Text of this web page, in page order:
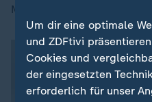
Mehrheit.
Um dir eine optimale
und ZDFtivi
Cookies und
der eingesetzten
erforderlich für unser